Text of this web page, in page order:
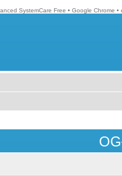
SystemCare Free • Google Chrome •